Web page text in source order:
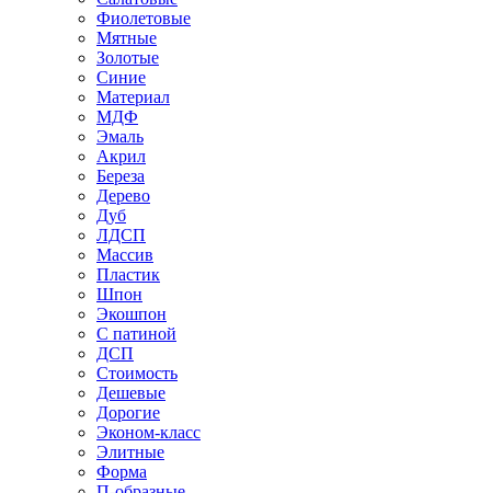
Фиолетовые
Мятные
Золотые
Синие
Материал
МДФ
Эмаль
Акрил
Береза
Дерево
Дуб
ЛДСП
Массив
Пластик
Шпон
Экошпон
С патиной
ДСП
Стоимость
Дешевые
Дорогие
Эконом-класс
Элитные
Форма